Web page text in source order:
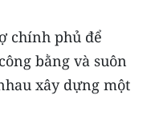
chính phủ để
bằng và suôn
xây dựng một